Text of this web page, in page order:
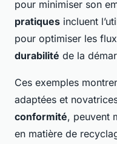
pour minimiser son
pratiques incluent
pour optimiser les
durabilité de la
Ces exemples
adaptées et
conformité, peuvent
en matière de